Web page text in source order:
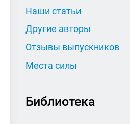
Наши статьи
Другие авторы
Отзывы выпускников
Места силы
Библиотека